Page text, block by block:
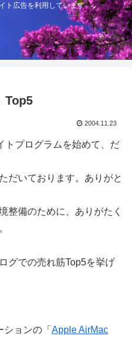
ト広告を利用しています
Top5
2004.11.23
トプログラムを始めて、だ
だいております。ありがと
整備のために、ありがたく
グでの売れ筋Top5を挙げ
ョンの「 Apple AirMac